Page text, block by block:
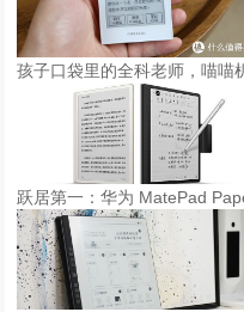
孩子口袋里的全科老师，喵喵
跃居第一：华为 MatePad